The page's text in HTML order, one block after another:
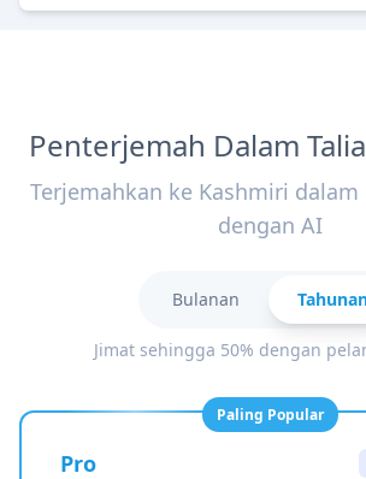
Penterjemah Dalam
Terjemahkan ke Kashmiri dalam
dengan AI
Bulanan
Jimat sehingga 50% dengan
Paling Popular
Pro